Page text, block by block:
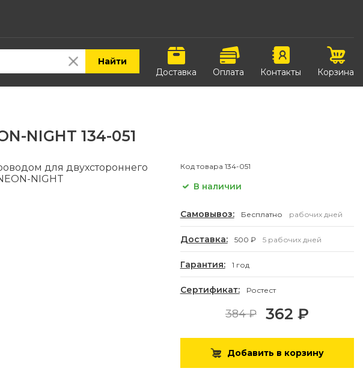
Найти
Доставка
Оплата Контакты Корзина
NIGHT 134-051
для двухстороннего
NIGHT
Код товара 134-051
В наличии
Самовывоз: Бесплатно рабочих дней
Доставка: 500 ₽ 5 рабочих дней
Гарантия: 1 год
Сертификат: Ростест
384 ₽ 362 ₽
Добавить в корзину